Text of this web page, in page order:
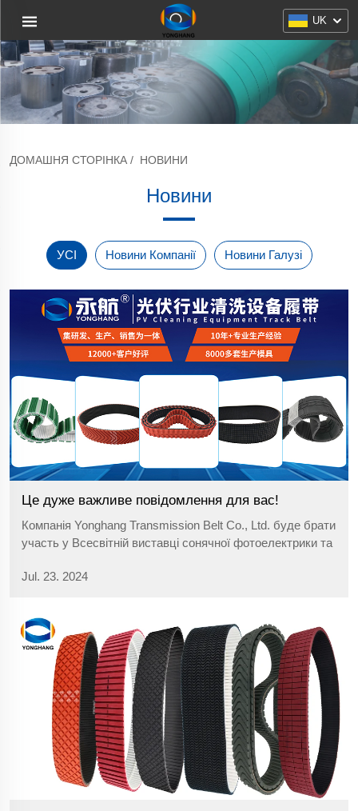
UK
ДОМАШНЯ СТОРІНКА / НОВИНИ
Новини
УСІ Новини Компанії Новини Галузі
Це дуже важливе повідомлення для вас!
Компанія Yonghang Transmission Belt Co., Ltd. буде брати
участь у Всесвітній виставці сонячної фотоелектрики та
відбудеться з 8 по 10 серпня в виставковому залі
Jul. 23. 2024